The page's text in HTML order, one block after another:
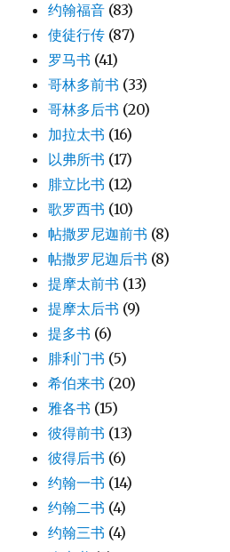
约翰福音 (83)
使徒行传 (87)
罗马书 (41)
哥林多前书 (33)
哥林多后书 (20)
加拉太书 (16)
以弗所书 (17)
腓立比书 (12)
歌罗西书 (10)
帖撒罗尼迦前书 (8)
帖撒罗尼迦后书 (8)
提摩太前书 (13)
提摩太后书 (9)
提多书 (6)
腓利门书 (5)
希伯来书 (20)
雅各书 (15)
彼得前书 (13)
彼得后书 (6)
约翰一书 (14)
约翰二书 (4)
约翰三书 (4)